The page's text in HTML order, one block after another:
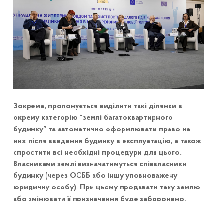
Зокрема, пропонується виділити такі ділянки в
окрему категорію “землі багатоквартирного
будинку” та автоматично оформлювати право на
них після введення будинку в експлуатацію, а також
спростити всі необхідні процедури для цього.
Власниками землі визначатимуться співвласники
будинку (через ОСББ або іншу уповноважену
юридичну особу). При цьому продавати таку землю
або змінювати її призначення буде заборонено.